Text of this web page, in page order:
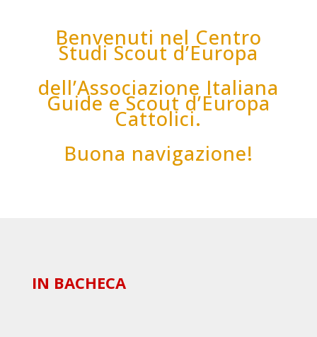
Benvenuti nel Centro
Studi Scout d’Europa
dell’Associazione Italiana
Guide e Scout d’Europa
Cattolici.
Buona navigazione!
IN BACHECA